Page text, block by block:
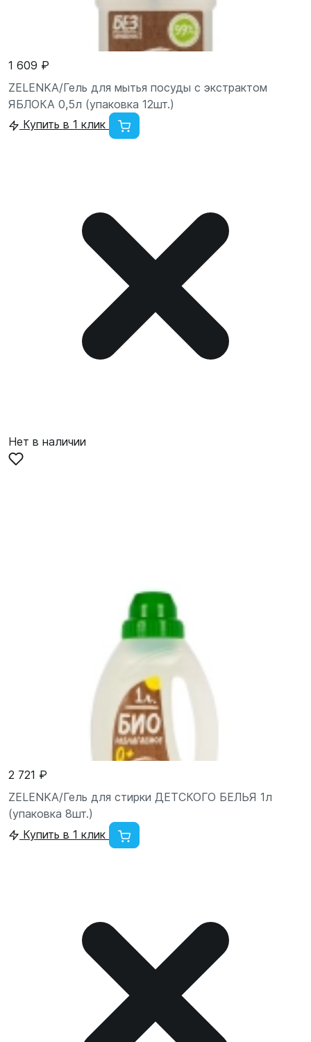
1 609 ₽
ZELENKA/Гель для мытья посуды с экстрактом
ЯБЛОКА 0,5л (упаковка 12шт.)
Купить в 1 клик
Нет в наличии
2 721 ₽
ZELENKA/Гель для стирки ДЕТСКОГО БЕЛЬЯ 1л
(упаковка 8шт.)
Купить в 1 клик